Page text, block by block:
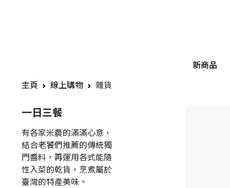
新商品
主頁
線上購物 雜貨
一日三餐
有各家米農的滿滿心意，
結合老饕們推薦的傳統獨
門醬料，再運用各式能隨
性入菜的乾貨，烹煮屬於
臺灣的特產美味。